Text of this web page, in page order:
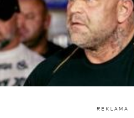
REKLAMA